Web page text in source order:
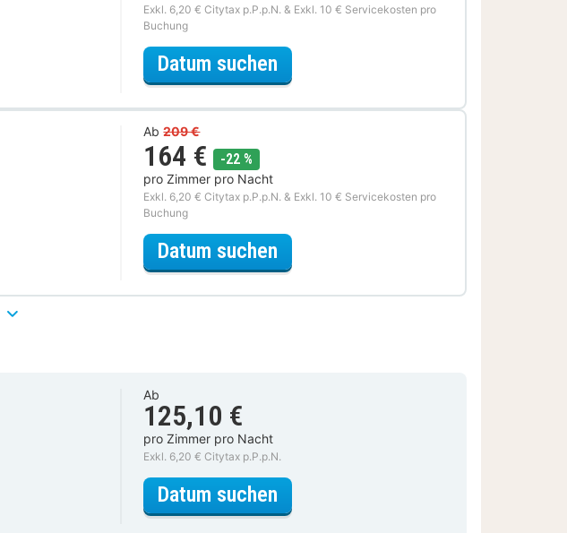
Exkl. 6,20 € Citytax p.P.p.N. & Exkl. 10 € Servicekosten pro
Buchung
Datum suchen
Ab 209 €
164 € -22 %
pro Zimmer pro Nacht
Exkl. 6,20 € Citytax p.P.p.N. & Exkl. 10 € Servicekosten pro
Buchung
Datum suchen
Ab
125,10 €
pro Zimmer pro Nacht
Exkl. 6,20 € Citytax p.P.p.N.
Datum suchen